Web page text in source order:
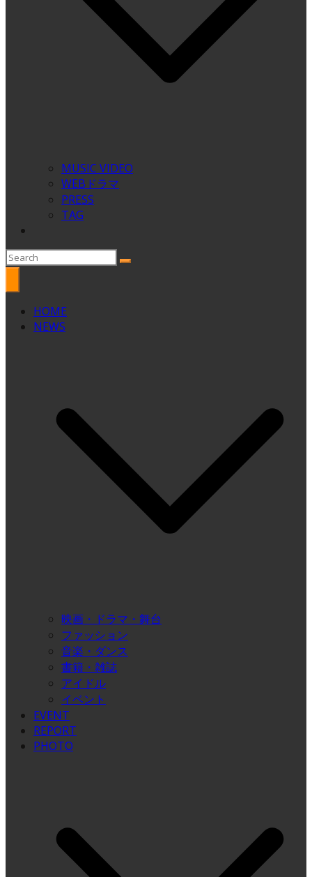
MUSIC VIDEO
WEBドラマ
PRESS
TAG
HOME
NEWS
映画・ドラマ・舞台
ファッション
音楽・ダンス
書籍・雑誌
アイドル
イベント
EVENT
REPORT
PHOTO